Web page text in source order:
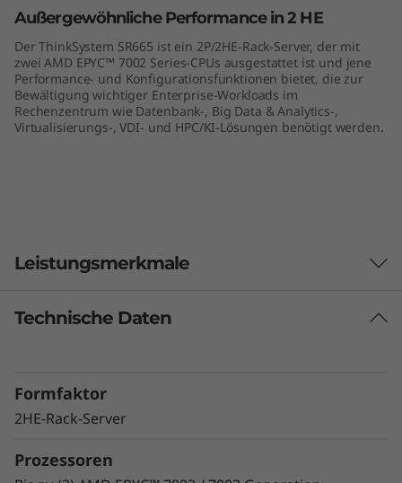
k
S
e
Außergewöhnliche Performance in 2 HE
Der ThinkSystem SR665 ist ein 2P/2HE-Rack-Server, der mit
zwei AMD EPYC™ 7002 Series-CPUs ausgestattet ist und jene
Performance- und Konfigurationsfunktionen bietet, die zur
Bewältigung wichtiger Enterprise-Workloads im
Rechenzentrum wie Datenbank-, Big Data & Analytics-,
Virtualisierungs-, VDI- und HPC/KI-Lösungen benötigt werden.
Leistungsmerkmale
Einzigartige Performance
und Datenbanken durch eine
Lösungsperformance der nächsten
moderner Rechenzentren nach immer mehr
Technische Daten
Formfaktor
2HE-Rack-Server
Prozessoren